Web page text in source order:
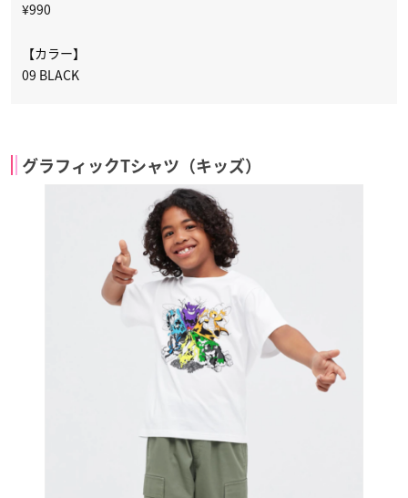
¥990
【カラー】
09 BLACK
グラフィックTシャツ（キッズ）